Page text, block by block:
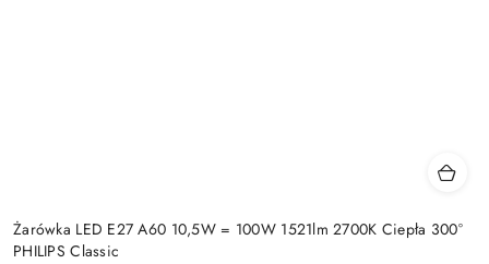
Żarówka LED E27 A60 10,5W = 100W 1521lm 2700K Ciepła 300°
PHILIPS Classic